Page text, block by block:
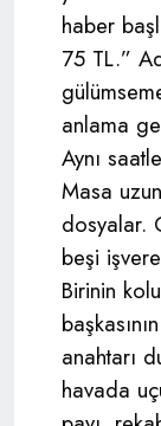
haber
75 TL.”
anlama
Aynı
Masa
dosyalar.
beşi
Birinin
anahtarı
havada